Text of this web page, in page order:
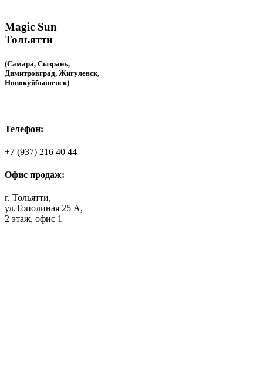
Magic Sun
Тольятти
(Самара, Сызрань,
Димитровград, Жигулевск,
Новокуйбышевск)
Телефон:
+7 (937) 216 40 44
Офис продаж:
г. Тольятти,
ул.Тополиная 25 А,
2 этаж, офис 1